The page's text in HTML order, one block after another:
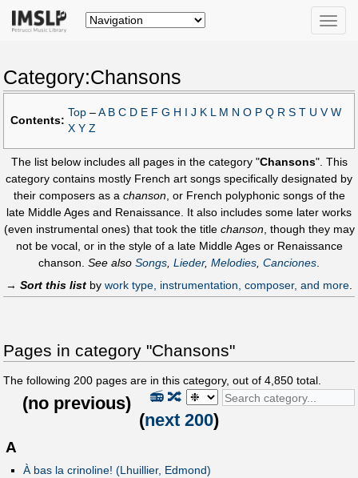
Toggle
Category:Chansons
Contents:
Top – A B C D E F G H J K M N O P Q R S T U V W
X Y Z
The list below includes all pages in the category "Chansons". This
category contains mostly French art songs specifically designated by
their composers as a chanson, or French polyphonic songs of the
late Middle Ages and Renaissance. It also includes some later works
(even instrumental ones) that took the title chanson, though they may
not be vocal, or in the style of a late Middle Ages or Renaissance
chanson. See also Songs, Lieder, Melodies, Canciones.
→ Sort this list by work type, instrumentation, composer, and more.
Pages in category "Chansons"
The following 200 pages are in this category, out of 4,850 total.
🔀
📻
(no previous)
(next 200)
A
À bas la crinoline! (Lhuillier, Edmond)